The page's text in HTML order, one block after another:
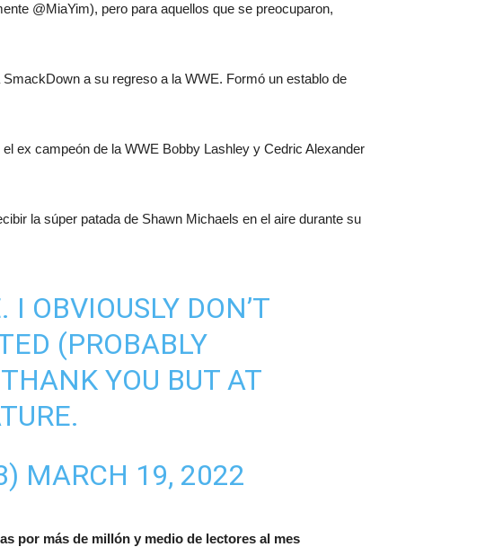
@MiaYim), pero para aquellos que se preocuparon,
a su regreso a la WWE. Formó un establo de
ex campeón de la WWE Bobby Lashley y Cedric Alexander
la súper patada de Shawn Michaels en el aire durante su
OBVIOUSLY DON’T
(PROBABLY
YOU BUT AT
MARCH 19, 2022
por más de millón y medio de lectores al mes